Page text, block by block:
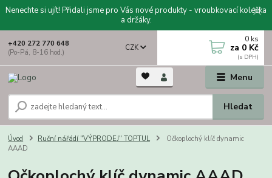
Nenechte si ujít! Přidali jsme pro Vás nové produkty - vroubkovací kolečka
a držáky.
Menu
CZK
Hledat
+420 272 770 648
(Po-Pá, 8-16 hod.)
0 ks
za 0 Kč
Úvod Ruční nářádí "VÝPRODEJ" TOPTUL
Očkoplochý klíč dynamic
AAAD